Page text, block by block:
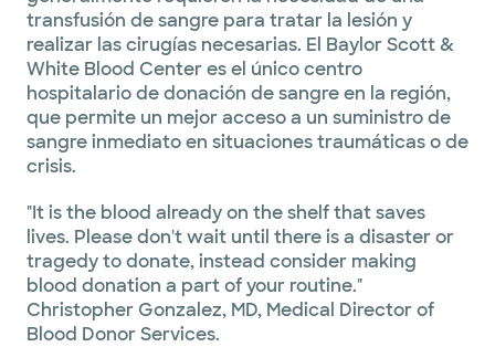
transfusión de sangre para tratar la lesión y
realizar las cirugías necesarias. El Baylor Scott &
White Blood Center es el único centro
hospitalario de donación de sangre en la región,
que permite un mejor acceso a un suministro de
sangre inmediato en situaciones traumáticas o de
crisis.
"It is the blood already on the shelf that saves
lives. Please don't wait until there is a disaster or
tragedy to donate, instead consider making
blood donation a part of your routine."
Christopher Gonzalez, MD, Medical Director of
Blood Donor Services.